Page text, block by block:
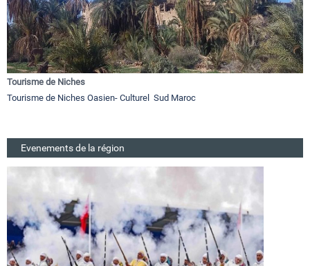
Tourisme de Niches
Tourisme de Niches Oasien- Culturel Sud Maroc
Evenements de la région